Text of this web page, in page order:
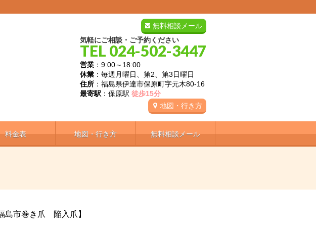
無料相談メール
気軽にご相談・ご予約ください
TEL 024-502-3447
営業 ：9:00～18:00
休業 ：毎週月曜日、第2、第3日曜日
住所 ：福島県伊達市保原町字元木80-16
最寄駅 ：保原駅 徒歩15分
地図・行き方
料金表 地図・行き方 無料相談メール
島市巻き爪 陥入爪】